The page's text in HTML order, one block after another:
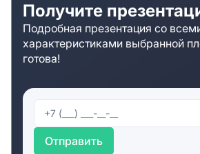
Получите
Подробная презентация со
характеристиками выбранной
готова!
Отправить